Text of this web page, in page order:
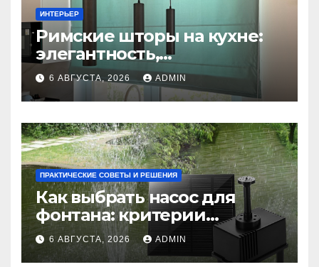
ИНТЕРЬЕР
Римские шторы на кухне:
элегантность,
практичность и стиль
6 АВГУСТА, 2026 ADMIN
ПРАКТИЧЕСКИЕ СОВЕТЫ И РЕШЕНИЯ
Как выбрать насос для
фонтана: критерии
мощности и правильный
расчет
6 АВГУСТА, 2026 ADMIN